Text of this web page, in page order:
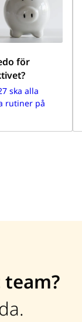
för
ska alla
rutiner på